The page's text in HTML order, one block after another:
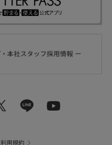
利用規約